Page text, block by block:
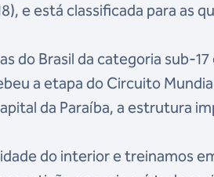
e está classificada para as
do Brasil da categoria sub-
a etapa do Circuito
da Paraíba, a estrutura
do interior e treinamos